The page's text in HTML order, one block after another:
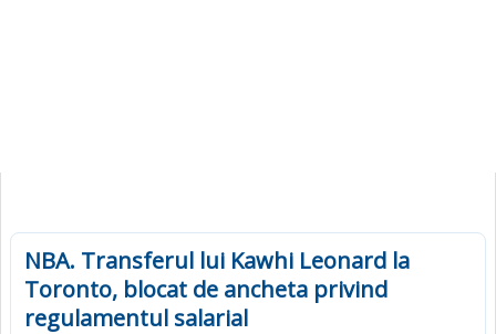
NBA. Transferul lui Kawhi Leonard la
Toronto, blocat de ancheta privind
regulamentul salarial